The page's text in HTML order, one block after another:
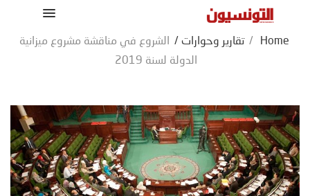
Home
/ تقارير وحوارات /
الشروع في مناقشة مشروع ميزانية
الدولة لسنة 2019